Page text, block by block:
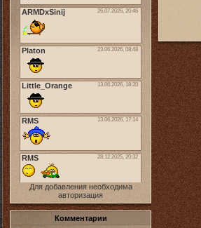
Для добавления необходима
авторизация
Комментарии